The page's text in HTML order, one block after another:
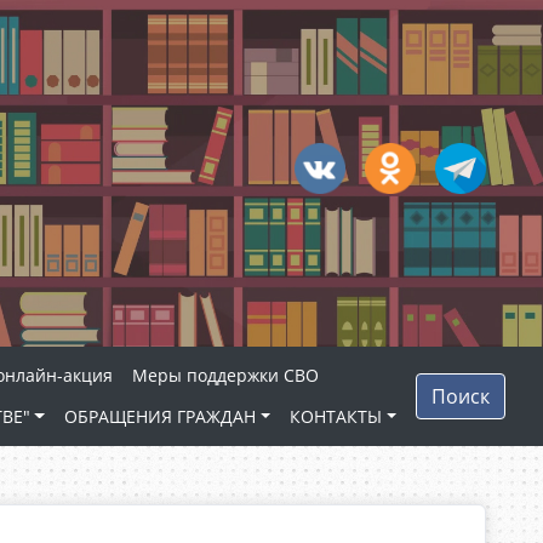
акция
Меры поддержки СВО
ОБРАЩЕНИЯ ГРАЖДАН КОНТАКТЫ
Поиск